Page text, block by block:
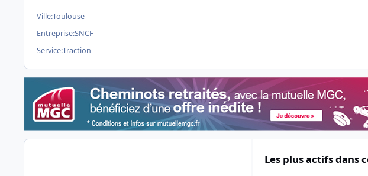
Ville:Toulouse
Entreprise:SNCF
Service:Traction
Les plus actifs dans